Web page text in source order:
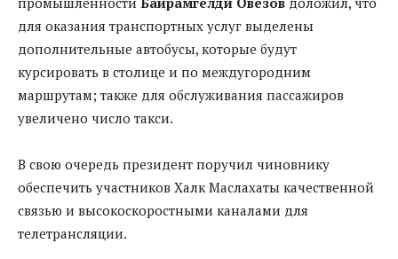
для оказания транспортных услуг выделены
дополнительные автобусы, которые будут
курсировать в столице и по междугородним
маршрутам; также для обслуживания пассажиров
увеличено число такси.
В свою очередь президент поручил чиновнику
обеспечить участников Халк Маслахаты качественной
связью и высокоскоростными каналами для
телетрансляции.